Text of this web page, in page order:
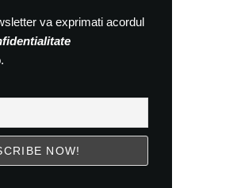
va exprimati acordul